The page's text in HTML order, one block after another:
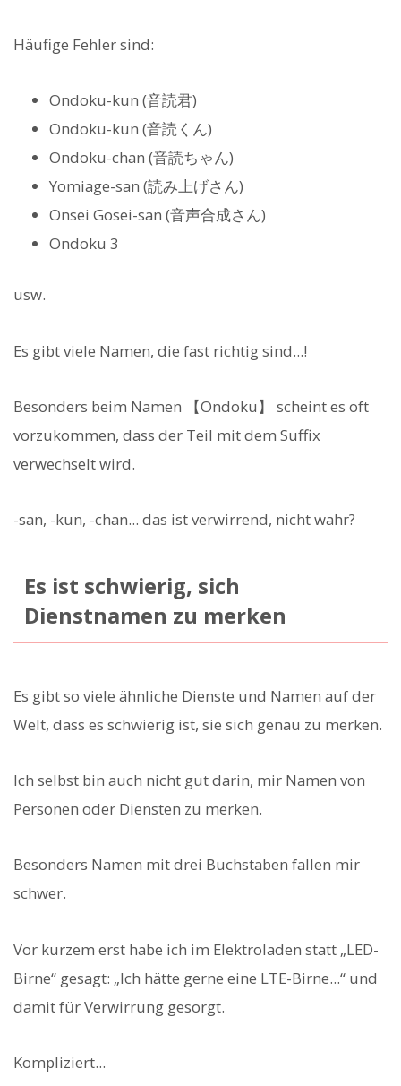
Häufige Fehler sind:
Ondoku-kun (音読君)
Ondoku-kun (音読くん)
Ondoku-chan (音読ちゃん)
Yomiage-san (読み上げさん)
Onsei Gosei-san (音声合成さん)
Ondoku 3
usw.
Es gibt viele Namen, die fast richtig sind...!
Besonders beim Namen 【Ondoku】 scheint es oft
vorzukommen, dass der Teil mit dem Suffix
verwechselt wird.
-san, -kun, -chan... das ist verwirrend, nicht wahr?
Es ist schwierig, sich
Dienstnamen zu merken
Es gibt so viele ähnliche Dienste und Namen auf der
Welt, dass es schwierig ist, sie sich genau zu merken.
Ich selbst bin auch nicht gut darin, mir Namen von
Personen oder Diensten zu merken.
Besonders Namen mit drei Buchstaben fallen mir
schwer.
Vor kurzem erst habe ich im Elektroladen statt „LED-
Birne“ gesagt: „Ich hätte gerne eine LTE-Birne...“ und
damit für Verwirrung gesorgt.
Kompliziert...